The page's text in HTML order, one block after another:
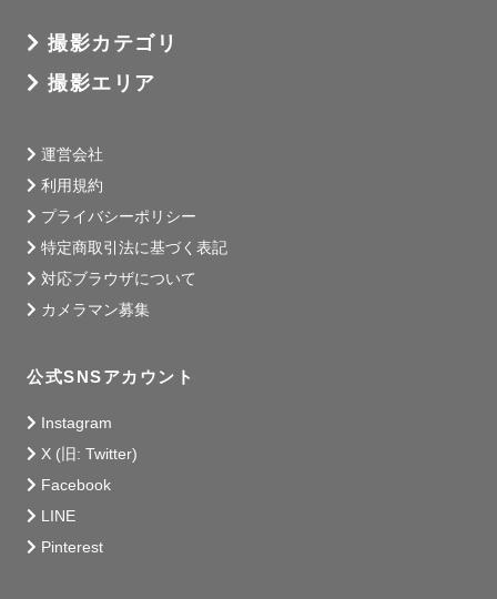
ーあなたの「今」に、ありったけの愛を
人生の節目にご一緒させていただいたり
色んな方の日常に飛び込ませていただいたり
その中で私自身も気持ちや想い出を共有できる
出張撮影というものが大好きで誇りです！
どうしても最高の想い出を届けたい。
一緒にそこにしかないものを噛み締め
感動と発見に溢れる時間を過ごしたい。
カメラマンとゲスト様以上に
撮影カテゴリ
撮影エリア
運営会社
利用規約
プライバシーポリシー
特定商取引法に基づく表記
対応ブラウザについて
カメラマン募集
公式SNSアカウント
Instagram
X (旧: Twitter)
Facebook
LINE
Pinterest